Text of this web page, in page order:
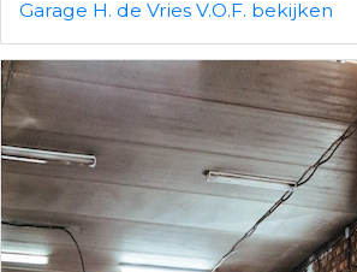
Garage H. de Vries V.O.F. bekijken